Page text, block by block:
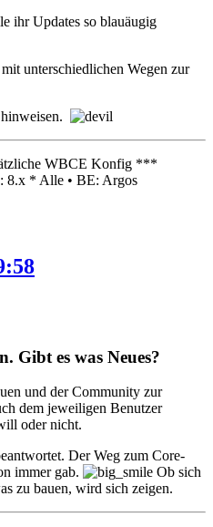
ihr Updates so blauäugig
unterschiedlichen Wegen zur
WBCE Konfig ***
8.x * Alle • BE: Argos
Gibt es was Neues?
und der Community zur
dem jeweiligen Benutzer
oder nicht.
Der Weg zum Core-
immer gab.
Ob sich
zu bauen, wird sich zeigen.